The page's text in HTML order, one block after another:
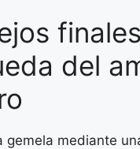
del
gemela mediante